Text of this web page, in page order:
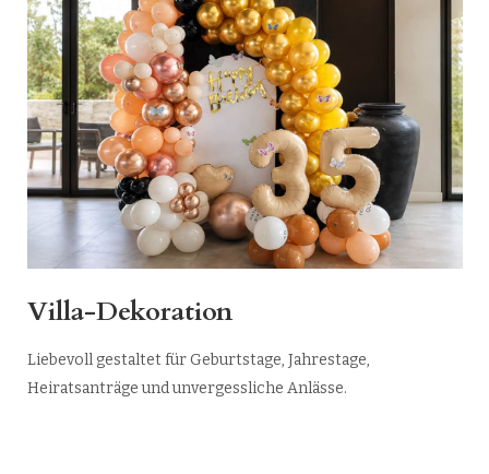
Villa-Dekoration
Liebevoll gestaltet für Geburtstage, Jahrestage,
Heiratsanträge und unvergessliche Anlässe.